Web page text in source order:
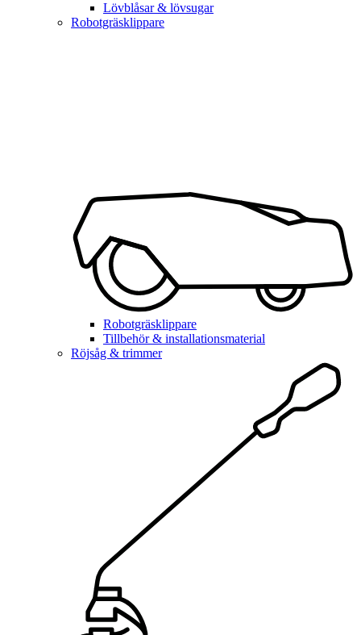
Lövblåsar & lövsugar
Robotgräsklippare
Robotgräsklippare
Tillbehör & installationsmaterial
Röjsåg & trimmer